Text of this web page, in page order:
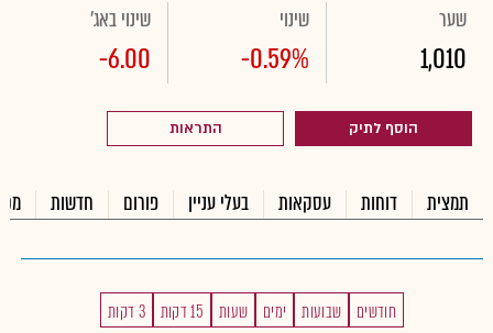
שער
1,010
שינוי
-0.59%
שינוי באג'
-6.00
הוסף לתיק התראות
תמצית דוחות עסקאות בעלי עניין פורום חדשות
חודשים שבועות ימים שעות 15 דקות 3 דקות